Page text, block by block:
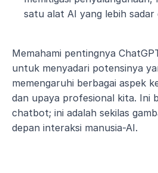
satu alat AI yang lebih sadar
Memahami pentingnya
untuk menyadari potensinya
memengaruhi berbagai aspek
dan upaya profesional kita. Ini
chatbot; ini adalah sekilas
depan interaksi manusia-AI.